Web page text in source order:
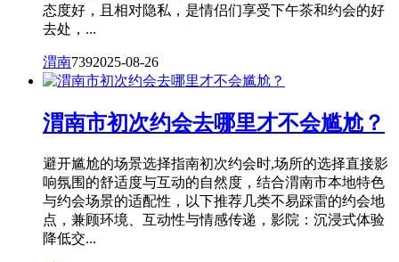
态度好，且相对隐私，是情侣们享受下午茶和约会的好
去处，...
渭南7392025-08-26
渭南市初次约会去哪里才不会尴尬？
避开尴尬的场景选择指南初次约会时,场所的选择直接影
响氛围的舒适度与互动的自然度，结合渭南市本地特色
与约会场景的适配性，以下推荐几类不易踩雷的约会地
点，兼顾环境、互动性与情感传递，影院：沉浸式体验
降低交...